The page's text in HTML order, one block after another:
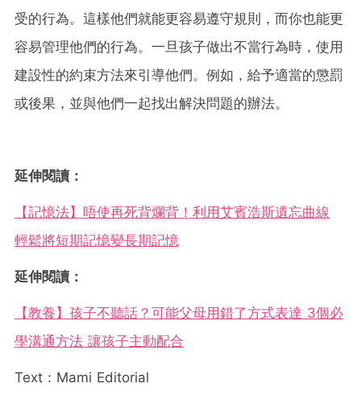
受的行為。這樣他們就能更容易遵守規則，而你也能更
容易管理他們的行為。一旦孩子做出不當行為時，使用
建設性的約束方法來引導他們。例如，給予適當的懲罰
或後果，並與他們一起找出解決問題的辦法。
延伸閱讀：
【記憶法】唔使再死背爛背！利用艾賓浩斯遺忘曲線
輕鬆將短期記憶變長期記憶
延伸閱讀：
【教養】孩子不聽話？可能父母用錯了方式表達 3個必
學溝通方法 讓孩子主動配合
Text：Mami Editorial